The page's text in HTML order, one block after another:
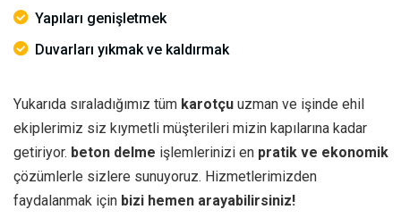
Yapıları genişletmek
Duvarları yıkmak ve kaldırmak
Yukarıda sıraladığımız tüm karotçu uzman ve işinde ehil
ekiplerimiz siz kıymetli müşterileri mizin kapılarına kadar
getiriyor. beton delme işlemlerinizi en pratik ve ekonomik
çözümlerle sizlere sunuyoruz. Hizmetlerimizden
faydalanmak için bizi hemen arayabilirsiniz!